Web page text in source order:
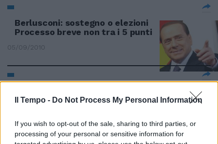
Il Tempo - Do Not Process My Personal Information
If you wish to opt-out of the sale, sharing to third parties, or
processing of your personal or sensitive information for
Berlusconi: sostegno o elezioni
Processo breve non tra i 5 punti
05/09/2010
politica degli stracci